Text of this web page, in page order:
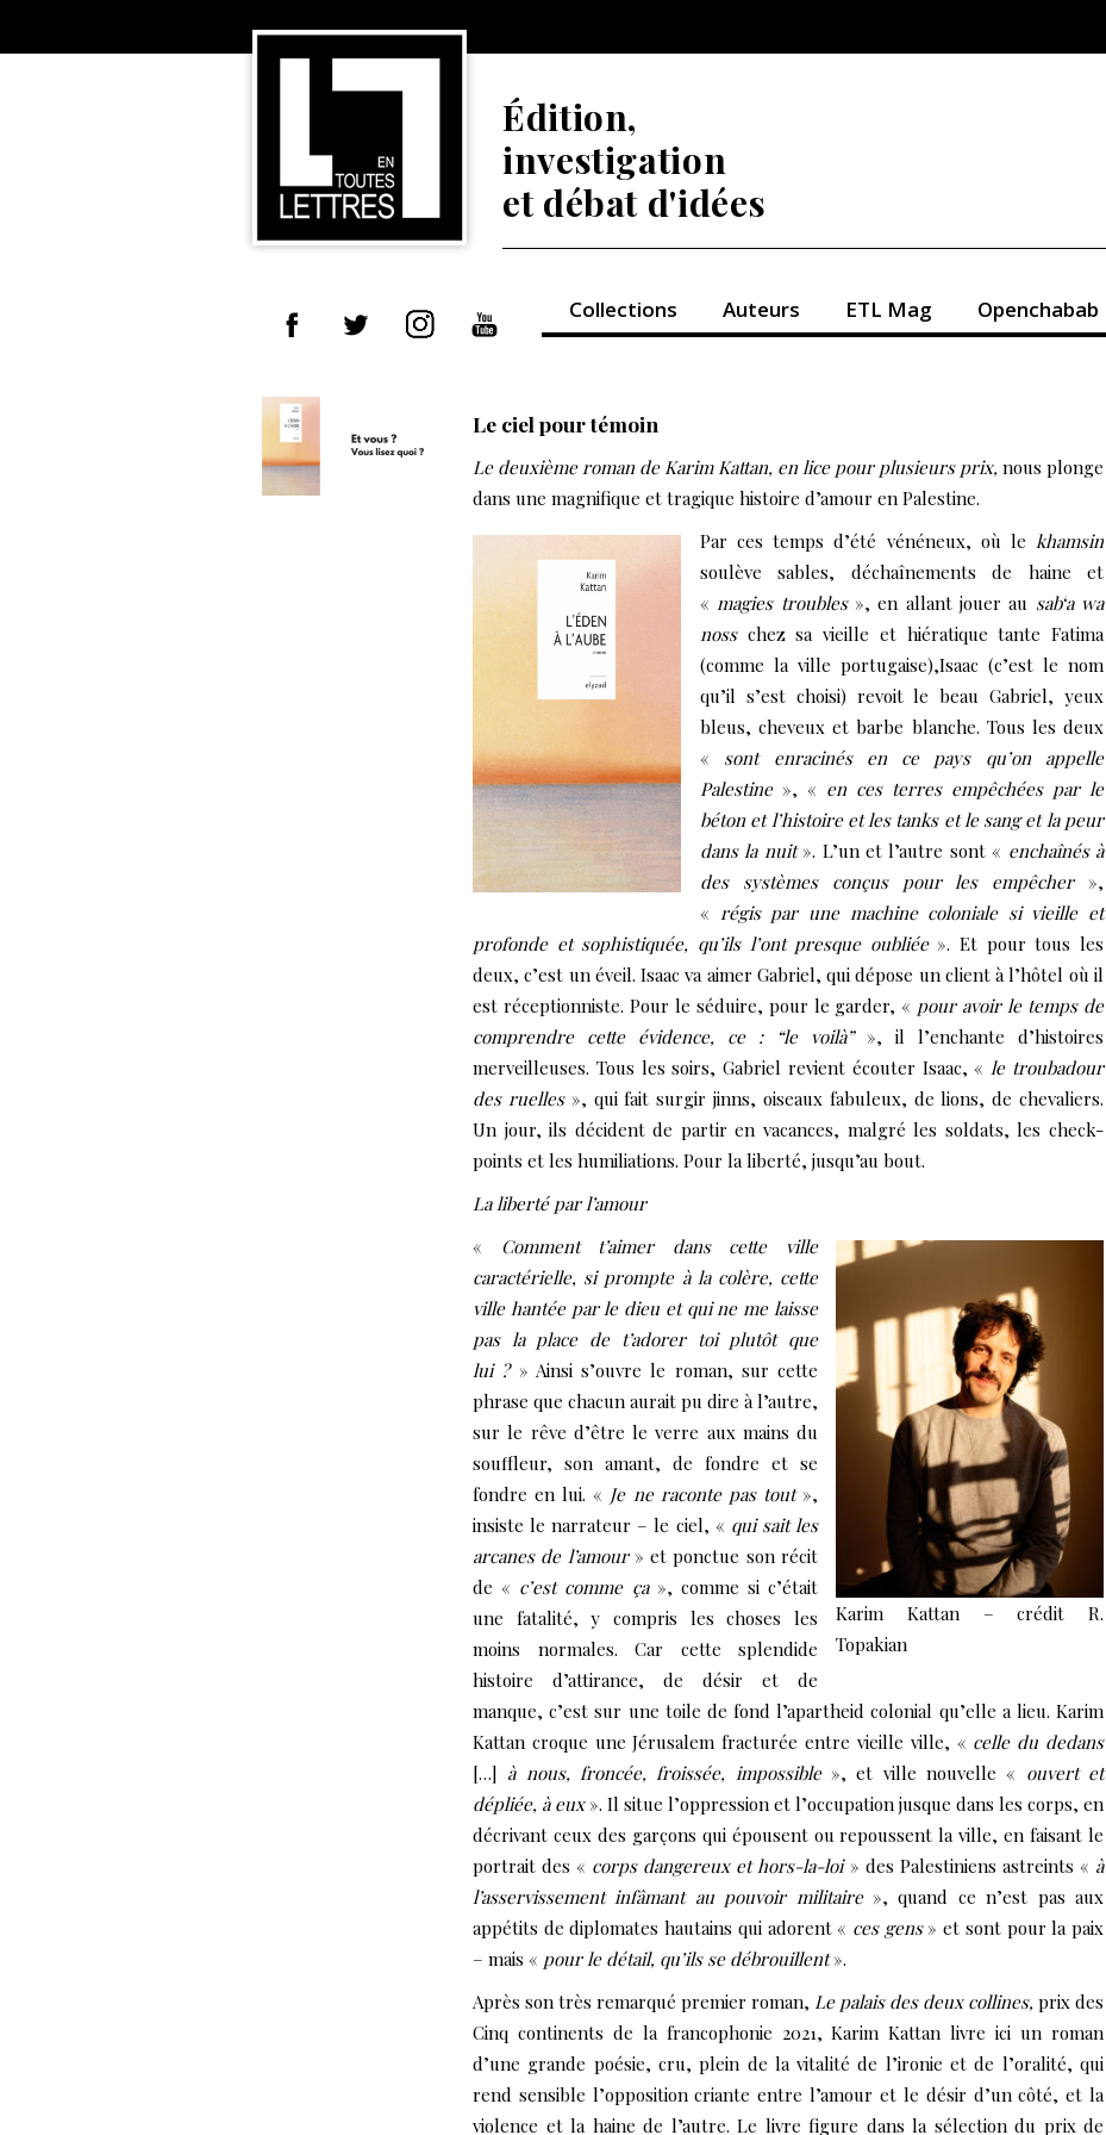
Édition,
investigation
et débat d'idées
Collections Auteurs ETL Mag Openchabab
Le ciel pour témoin
Le deuxième roman de Karim Kattan, en lice pour plusieurs prix, nous plonge
dans une magnifique et tragique histoire d’amour en Palestine.
Par ces temps d’été vénéneux, où le khamsin
soulève sables, déchaînements de haine et
«magies troubles», en allant jouer au sab‘a wa
noss chez sa vieille et hiératique tante Fatima
(comme la ville portugaise),Isaac (c’est le nom
qu’il s’est choisi) revoit le beau Gabriel, yeux
bleus, cheveux et barbe blanche. Tous les deux
« sont enracinés en ce pays qu’on appelle
Palestine», « en ces terres empêchées par le
béton et l’histoire et les tanks et le sang et la peur
dans la nuit». L’un et l’autre sont « enchaînés à
des systèmes conçus pour les empêcher»,
« régis par une machine coloniale si vieille et
profonde et sophistiquée, qu’ils l’ont presque oubliée». Et pour tous les
deux, c’est un éveil. Isaac va aimer Gabriel, qui dépose un client à l’hôtel où il
est réceptionniste. Pour le séduire, pour le garder, « pour avoir le temps de
comprendre cette évidence, ce : “le voilà”», il l’enchante d’histoires
merveilleuses. Tous les soirs, Gabriel revient écouter Isaac, «le troubadour
des ruelles», qui fait surgir jinns, oiseaux fabuleux, de lions, de chevaliers.
Un jour, ils décident de partir en vacances, malgré les soldats, les check-
points et les humiliations. Pour la liberté, jusqu’au bout.
La liberté par l’amour
Karim Kattan – crédit R.
Topakian
« Comment t’aimer dans cette ville
caractérielle, si prompte à la colère, cette
ville hantée par le dieu et qui ne me laisse
pas la place de t’adorer toi plutôt que
lui ?» Ainsi s’ouvre le roman, sur cette
phrase que chacun aurait pu dire à l’autre,
sur le rêve d’être le verre aux mains du
souffleur, son amant, de fondre et se
fondre en lui. « Je ne raconte pas tout»,
insiste le narrateur – le ciel, « qui sait les
arcanes de l’amour» et ponctue son récit
de « c’est comme ça», comme si c’était
une fatalité, y compris les choses les
moins normales. Car cette splendide
histoire d’attirance, de désir et de
manque, c’est sur une toile de fond l’apartheid colonial qu’elle a lieu. Karim
Kattan croque une Jérusalem fracturée entre vieille ville, « celle du dedans
[…] à nous, froncée, froissée, impossible», et ville nouvelle « ouvert et
dépliée, à eux». Il situe l’oppression et l’occupation jusque dans les corps, en
décrivant ceux des garçons qui épousent ou repoussent la ville, en faisant le
portrait des « corps dangereux et hors-la-loi» des Palestiniens astreints « à
l’asservissement infâmant au pouvoir militaire», quand ce n’est pas aux
appétits de diplomates hautains qui adorent « ces gens» et sont pour la paix
– mais « pour le détail, qu’ils se débrouillent».
Après son très remarqué premier roman, Le palais des deux collines, prix des
Cinq continents de la francophonie 2021, Karim Kattan livre ici un roman
d’une grande poésie, cru, plein de la vitalité de l’ironie et de l’oralité, qui
rend sensible l’opposition criante entre l’amour et le désir d’un côté, et la
violence et la haine de l’autre. Le livre figure dans la sélection du prix de